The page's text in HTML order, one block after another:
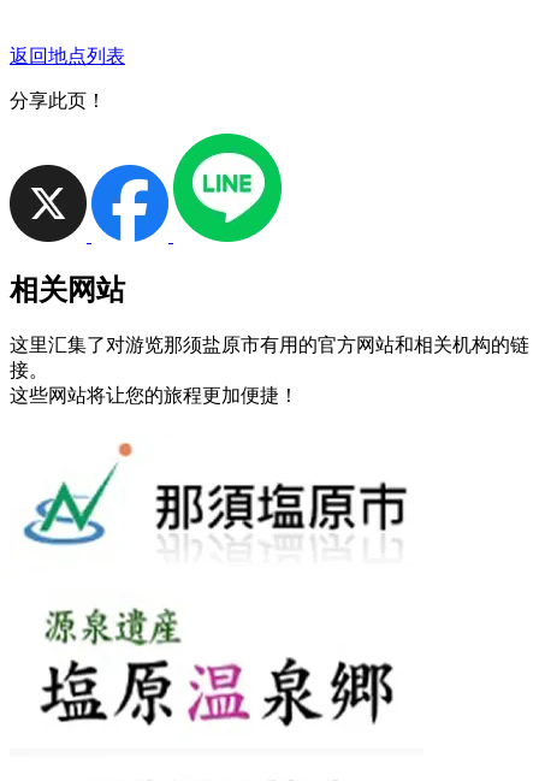
返回地点列表
分享此页！
相关网站
这里汇集了对游览那须盐原市有用的官方网站和相关机构的链
接。
这些网站将让您的旅程更加便捷！